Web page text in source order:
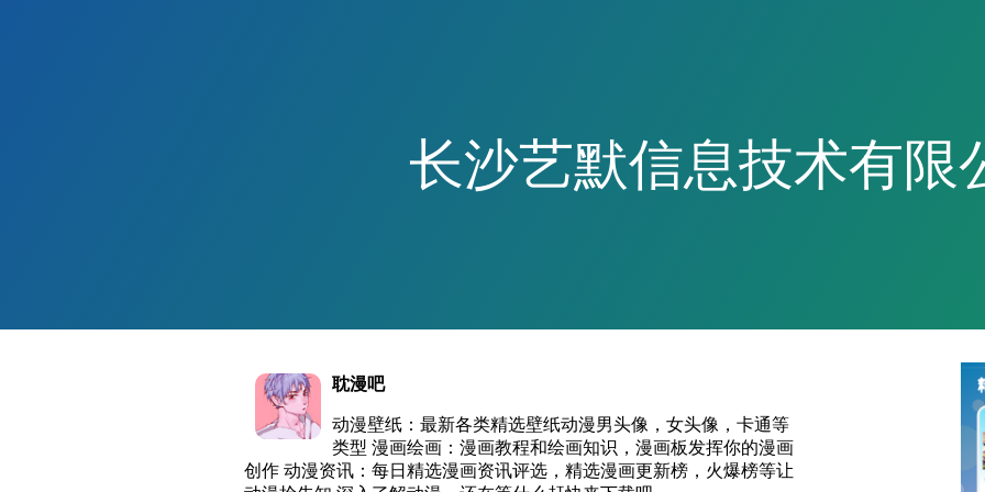
长沙艺默信息技术有限
耽漫吧
动漫壁纸：最新各类精选壁纸动漫男头像，女头像，卡通等
类型 漫画绘画：漫画教程和绘画知识，漫画板发挥你的漫画
创作 动漫资讯：每日精选漫画资讯评选，精选漫画更新榜，火爆榜等让